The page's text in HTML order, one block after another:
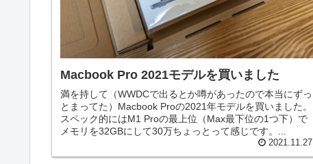
Macbook Pro 2021モデルを買いました
満を持して（WWDCで出るとか噂があったので本当にずっ
とまってた）Macbook Proの2021年モデルを買いました。
スペック的にはM1 Proの最上位（Max最下位の1つ下）で
メモリを32GBにして30万ちょっとって感じです。...
2021.11.27